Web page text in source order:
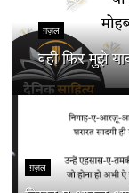
ग़ज़ल
वही फिर मुझे
ग़ज़ल